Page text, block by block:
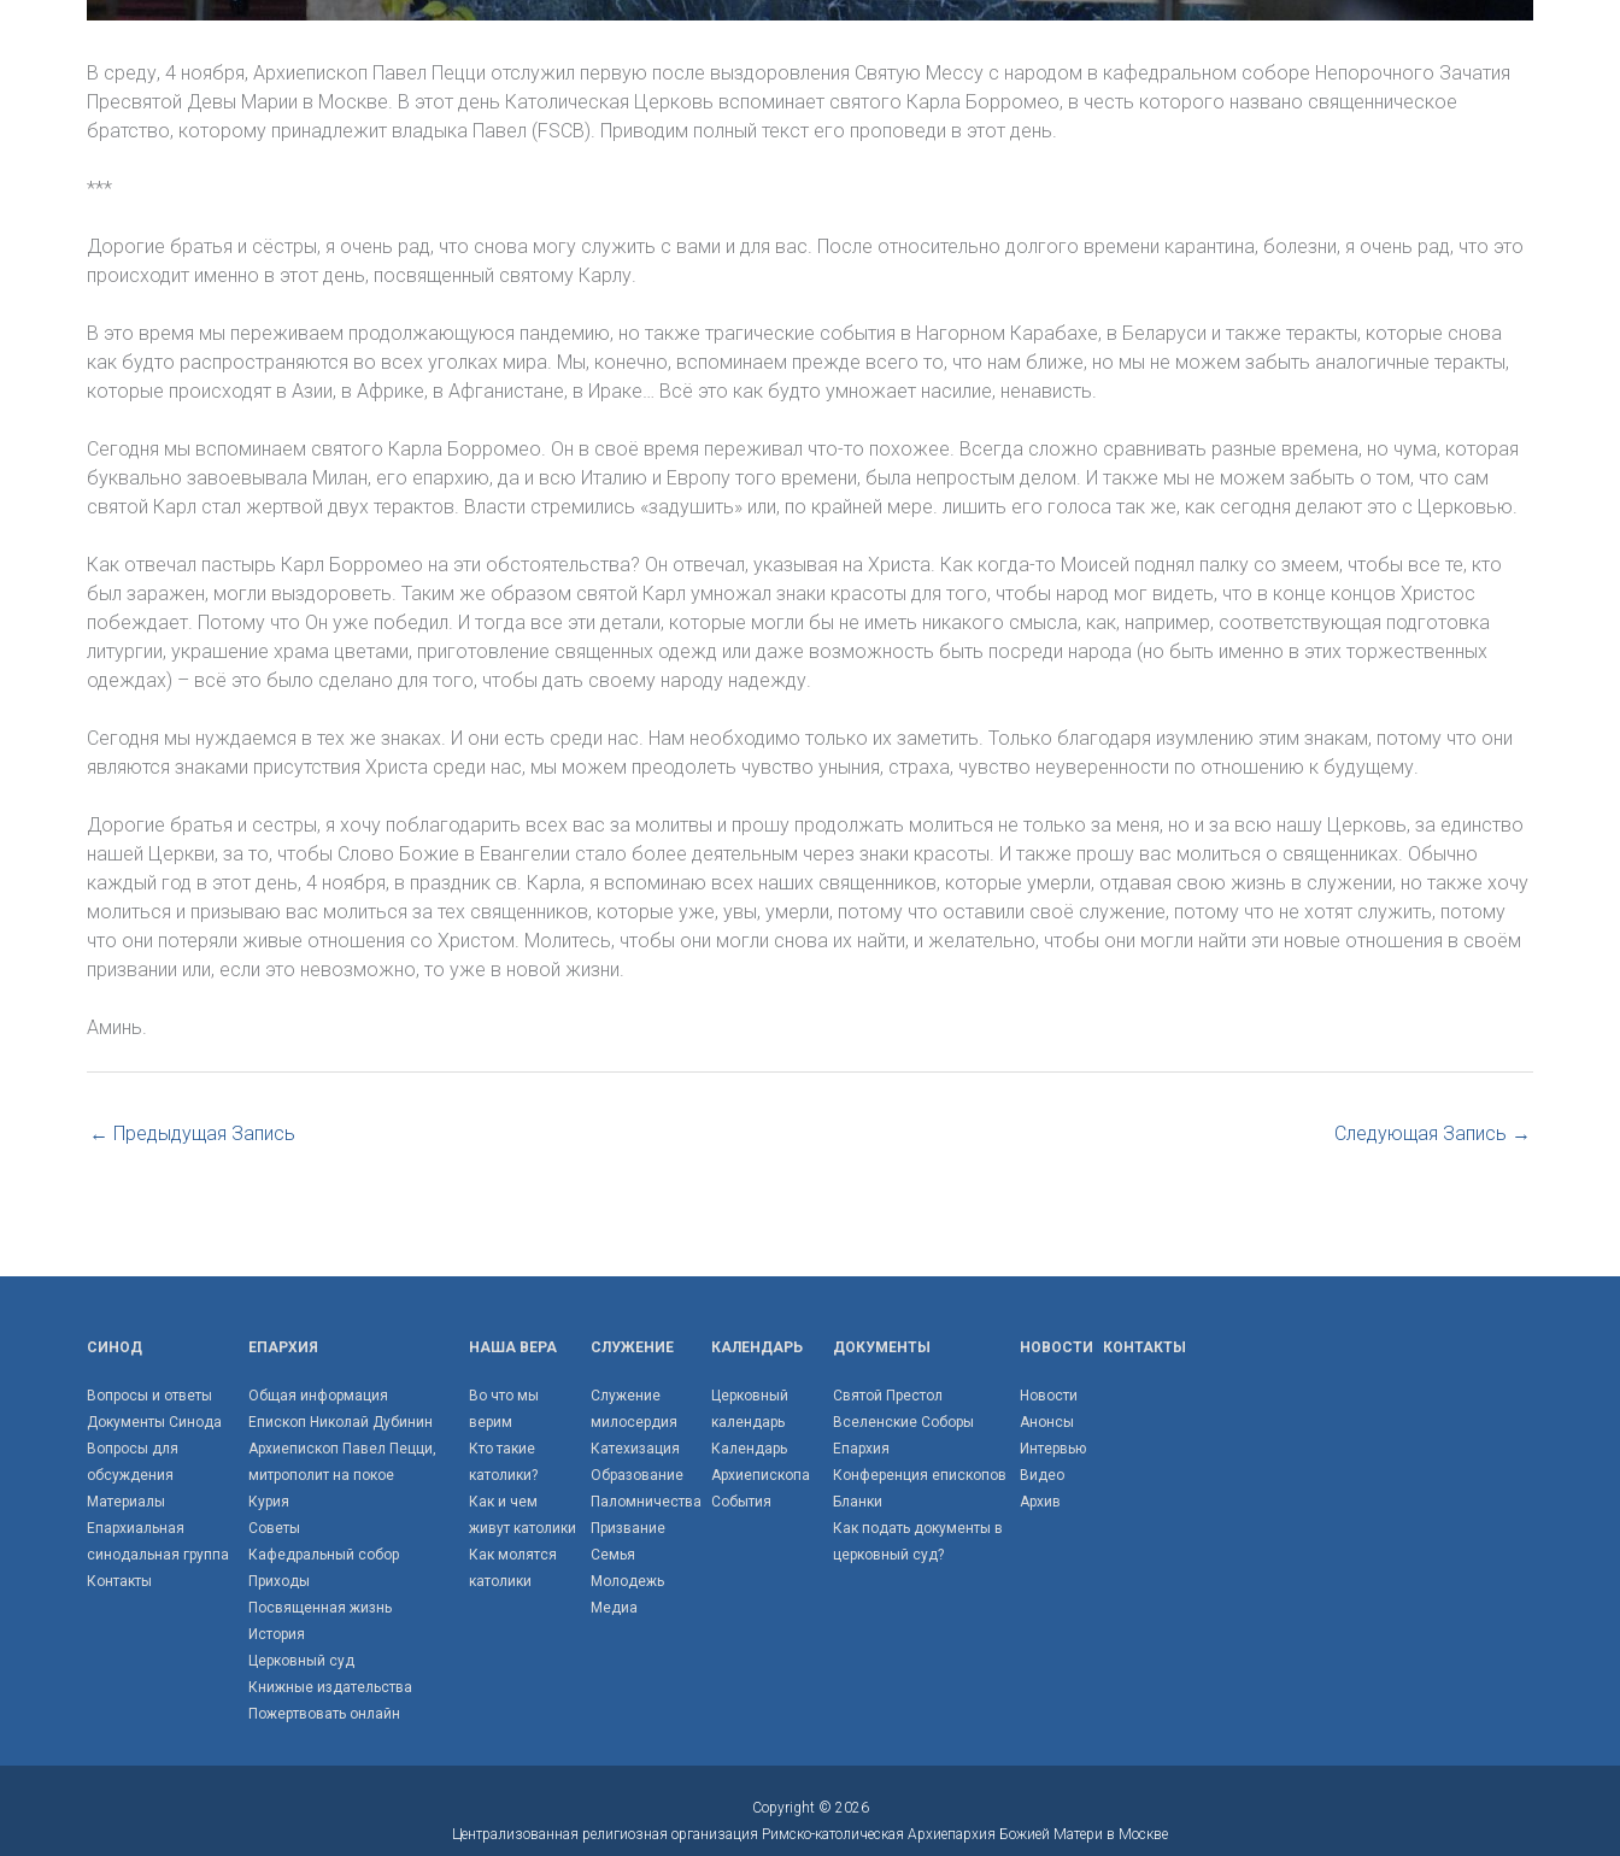
В среду, 4 ноября, Архиепископ Павел Пецци отслужил первую после выздоровления Святую Мессу с народом в кафедральном соборе Непорочного Зачатия
Пресвятой Девы Марии в Москве. В этот день Католическая Церковь вспоминает святого Карла Борромео, в честь которого названо священническое
братство, которому принадлежит владыка Павел (FSCB). Приводим полный текст его проповеди в этот день.
***
Дорогие братья и сёстры, я очень рад, что снова могу служить с вами и для вас. После относительно долгого времени карантина, болезни, я очень рад, что это
происходит именно в этот день, посвященный святому Карлу.
В это время мы переживаем продолжающуюся пандемию, но также трагические события в Нагорном Карабахе, в Беларуси и также теракты, которые снова
как будто распространяются во всех уголках мира. Мы, конечно, вспоминаем прежде всего то, что нам ближе, но мы не можем забыть аналогичные теракты,
которые происходят в Азии, в Африке, в Афганистане, в Ираке… Всё это как будто умножает насилие, ненависть.
Сегодня мы вспоминаем святого Карла Борромео. Он в своё время переживал что-то похожее. Всегда сложно сравнивать разные времена, но чума, которая
буквально завоевывала Милан, его епархию, да и всю Италию и Европу того времени, была непростым делом. И также мы не можем забыть о том, что сам
святой Карл стал жертвой двух терактов. Власти стремились «задушить» или, по крайней мере. лишить его голоса так же, как сегодня делают это с Церковью.
Как отвечал пастырь Карл Борромео на эти обстоятельства? Он отвечал, указывая на Христа. Как когда-то Моисей поднял палку со змеем, чтобы все те, кто
был заражен, могли выздороветь. Таким же образом святой Карл умножал знаки красоты для того, чтобы народ мог видеть, что в конце концов Христос
побеждает. Потому что Он уже победил. И тогда все эти детали, которые могли бы не иметь никакого смысла, как, например, соответствующая подготовка
литургии, украшение храма цветами, приготовление священных одежд или даже возможность быть посреди народа (но быть именно в этих торжественных
одеждах) – всё это было сделано для того, чтобы дать своему народу надежду.
Сегодня мы нуждаемся в тех же знаках. И они есть среди нас. Нам необходимо только их заметить. Только благодаря изумлению этим знакам, потому что они
являются знаками присутствия Христа среди нас, мы можем преодолеть чувство уныния, страха, чувство неуверенности по отношению к будущему.
Дорогие братья и сестры, я хочу поблагодарить всех вас за молитвы и прошу продолжать молиться не только за меня, но и за всю нашу Церковь, за единство
нашей Церкви, за то, чтобы Слово Божие в Евангелии стало более деятельным через знаки красоты. И также прошу вас молиться о священниках. Обычно
каждый год в этот день, 4 ноября, в праздник св. Карла, я вспоминаю всех наших священников, которые умерли, отдавая свою жизнь в служении, но также хочу
молиться и призываю вас молиться за тех священников, которые уже, увы, умерли, потому что оставили своё служение, потому что не хотят служить, потому
что они потеряли живые отношения со Христом. Молитесь, чтобы они могли снова их найти, и желательно, чтобы они могли найти эти новые отношения в своём
призвании или, если это невозможно, то уже в новой жизни.
Аминь.
← Предыдущая Запись Следующая Запись →
СИНОД
Вопросы и ответы
Документы Синода
Вопросы для
обсуждения
Материалы
Епархиальная
синодальная группа
Контакты
ЕПАРХИЯ
Общая информация
Епископ Николай Дубинин
Архиепископ Павел Пецци,
митрополит на покое
Курия
Советы
Кафедральный собор
Приходы
Посвященная жизнь
История
Церковный суд
Книжные издательства
Пожертвовать онлайн
НАША ВЕРА
Во что мы
верим
Кто такие
католики?
Как и чем
живут католики
Как молятся
католики
СЛУЖЕНИЕ
Служение
милосердия
Катехизация
Образование
Паломничества
Призвание
Семья
Молодежь
Медиа
КАЛЕНДАРЬ
Церковный
календарь
Календарь
Архиепископа
События
ДОКУМЕНТЫ
Святой Престол
Вселенские Соборы
Епархия
Конференция епископов
Бланки
Как подать документы в
церковный суд?
НОВОСТИ
Новости
Анонсы
Интервью
Видео
Архив
КОНТАКТЫ
Copyright © 2026
Централизованная религиозная организация Римско-католическая Архиепархия Божией Матери в Москве